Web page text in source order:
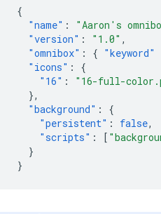
{
"name" : "Aaron's
"version" : "1.0" ,
"omnibox" : { "keyword"
"icons" :
{
"16" :
"16-full-
},
"background" :
{
"persistent" : false,
"scripts" : [
}
}